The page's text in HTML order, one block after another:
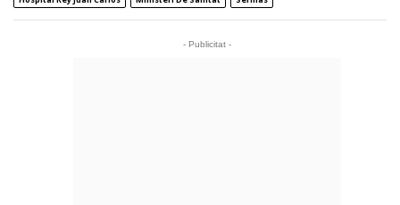
- Publicitat -